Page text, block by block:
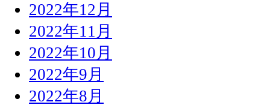
2022年12月
2022年11月
2022年10月
2022年9月
2022年8月